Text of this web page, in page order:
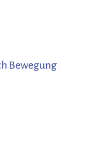
Bewegung